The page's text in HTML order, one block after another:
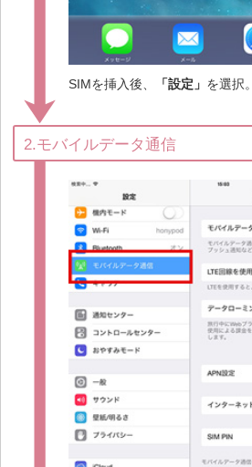
SIMを挿入後、 「設定」 を選択。
2.モバイルデータ通信